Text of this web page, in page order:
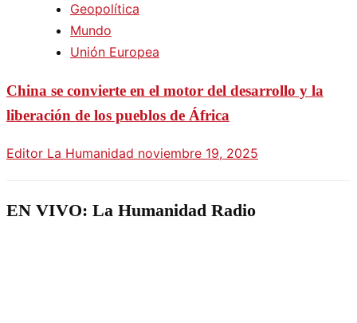
Geopolítica
Mundo
Unión Europea
China se convierte en el motor del desarrollo y la
liberación de los pueblos de África
Editor La Humanidad noviembre 19, 2025
EN VIVO: La Humanidad Radio